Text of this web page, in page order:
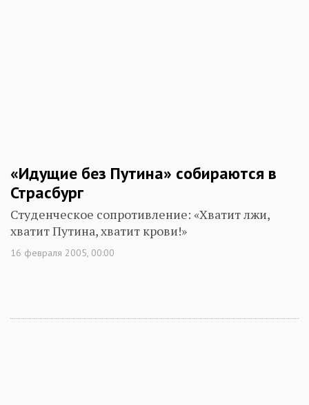
«Идущие без Путина» собираются в
Страсбург
Студенческое сопротивление: «Хватит лжи,
хватит Путина, хватит крови!»
16 февраля 2005, 00:00